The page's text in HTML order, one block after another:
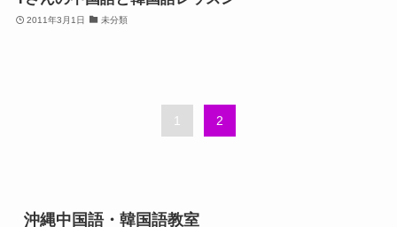
2011年3月1日 未分類
1 2
沖縄中国語・韓国語教室